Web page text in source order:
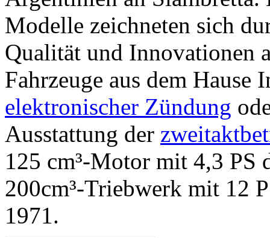
Modelle zeichneten sich
Qualität und Innovationen
Fahrzeuge aus dem Hause
elektronischer Zündung
Ausstattung der
125 cm³-Motor mit 4,3 PS
200cm³-Triebwerk mit 12
1971.